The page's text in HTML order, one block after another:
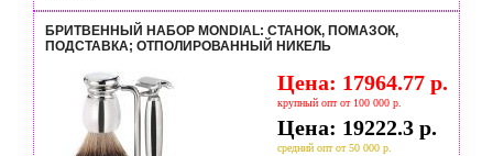
БРИТВЕННЫЙ НАБОР MONDIAL: СТАНОК, ПОМАЗОК,
ПОДСТАВКА; ОТПОЛИРОВАННЫЙ НИКЕЛЬ
Цена: 17964.77 р.
крупный опт от 100 000 р.
Цена: 19222.3 р.
средний опт от 50 000 р.